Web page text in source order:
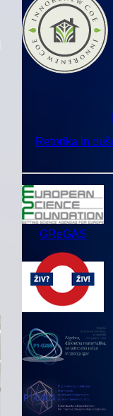
Retorika in
GReGAS